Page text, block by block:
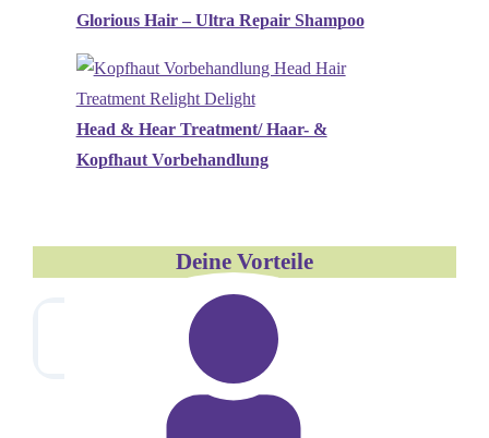
Glorious Hair – Ultra Repair Shampoo
Head & Hear Treatment/ Haar- &
Kopfhaut Vorbehandlung
Deine Vorteile